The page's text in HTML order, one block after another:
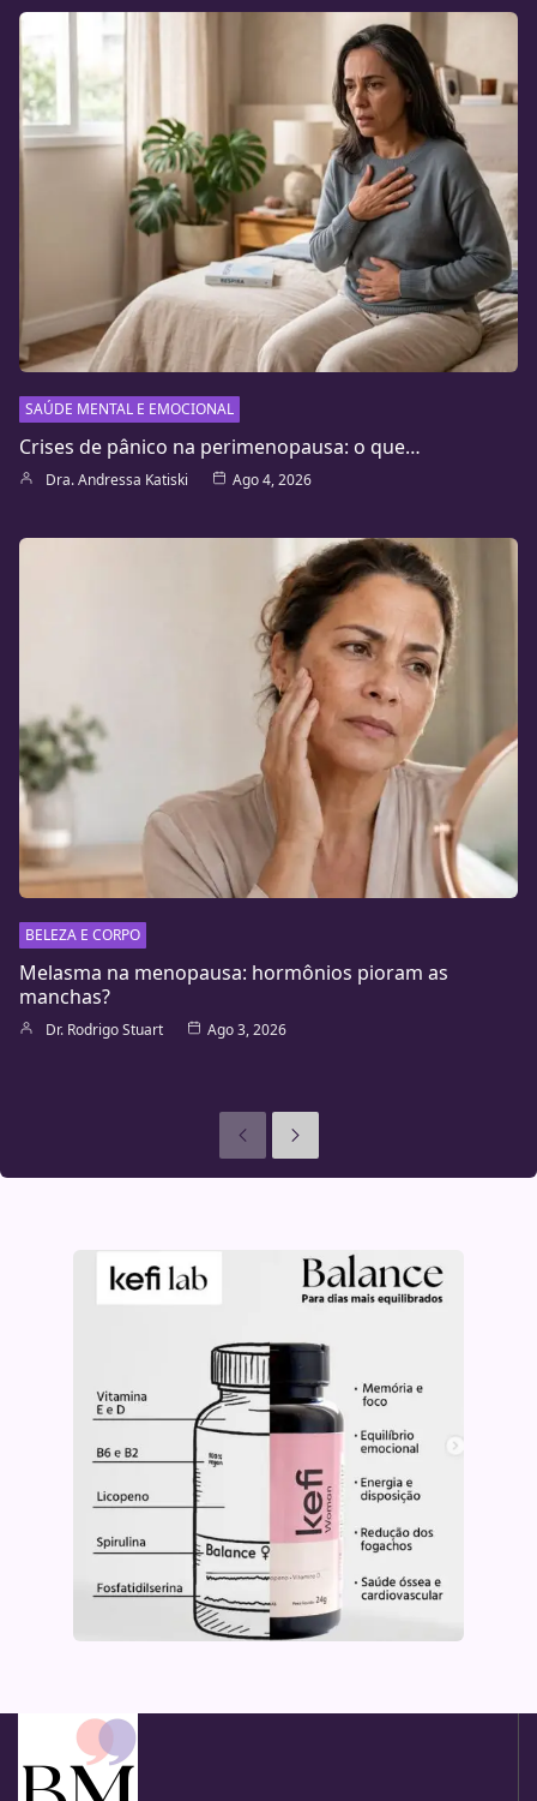
SAÚDE MENTAL E EMOCIONAL
Crises de pânico na perimenopausa: o que…
Dra. Andressa Katiski Ago 4, 2026
BELEZA E CORPO
Melasma na menopausa: hormônios pioram as
manchas?
Dr. Rodrigo Stuart Ago 3, 2026
AnterioresSeguinte